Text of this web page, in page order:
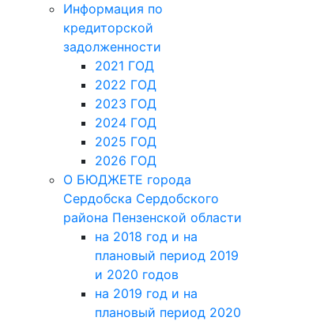
Информация по
кредиторской
задолженности
2021 ГОД
2022 ГОД
2023 ГОД
2024 ГОД
2025 ГОД
2026 ГОД
О БЮДЖЕТЕ города
Сердобска Сердобского
района Пензенской области
на 2018 год и на
плановый период 2019
и 2020 годов
на 2019 год и на
плановый период 2020